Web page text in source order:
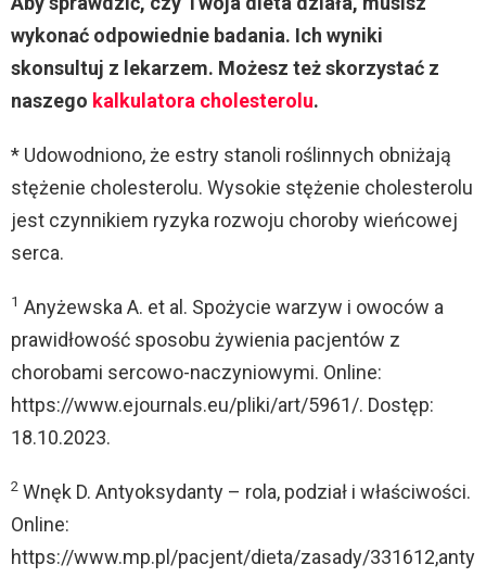
wykonać odpowiednie badania. Ich wyniki
skonsultuj z lekarzem. Możesz też skorzystać z
naszego kalkulatora cholesterolu.
* Udowodniono, że estry stanoli roślinnych obniżają
stężenie cholesterolu. Wysokie stężenie cholesterolu
jest czynnikiem ryzyka rozwoju choroby wieńcowej
serca.
1 Anyżewska A. et al. Spożycie warzyw i owoców a
prawidłowość sposobu żywienia pacjentów z
chorobami sercowo-naczyniowymi. Online:
https://www.ejournals.eu/pliki/art/5961/. Dostęp:
18.10.2023.
2 Wnęk D. Antyoksydanty – rola, podział i właściwości.
Online:
https://www.mp.pl/pacjent/dieta/zasady/331612,anty